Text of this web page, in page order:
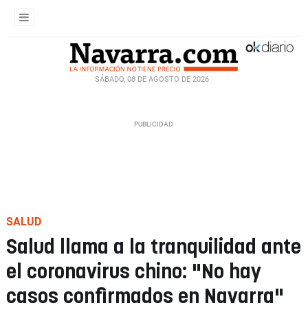
SÁBADO, 08 DE AGOSTO DE 2026
SALUD
Salud llama a la tranquilidad ante
el coronavirus chino: "No hay
casos confirmados en Navarra"